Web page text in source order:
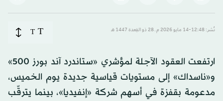
نُشر: 12:48-14 مايو 2026 م ـ 28 ذو القِعدة 1447 هـ T
T
ارتفعت العقود الآجلة لمؤشري «ستاندرد آند بورز 500»
و«ناسداك» إلى مستويات قياسية جديدة يوم الخميس،
مدعومة بقفزة في أسهم شركة «إنفيديا»، بينما يترقّب